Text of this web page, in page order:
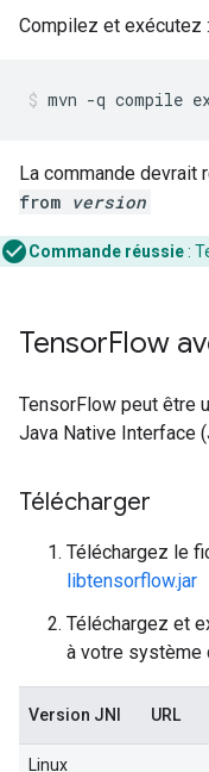
Compilez et exécutez :
mvn -q compile
La commande devrait
from version
Commande réussie:
TensorFlow
TensorFlow peut être
Java Native Interface
Télécharger
Téléchargez le
libtensorflow.jar
Téléchargez et
à votre système
Version JNI URL
Linux